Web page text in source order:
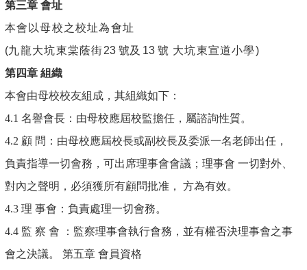
第三章 會址
本會以母校之校址為會址
(九龍大坑東棠蔭街23 號及 13 號 大坑東宣道小學 )
第四章 組織
本會由母校校友組成，其組織如下：
4.1 名譽會長：由母校應屆校監擔任，屬諮詢性質。
4.2 顧 問：由母校應屆校長或副校長及委派一名老師出任，
負責指導一切會務，可出席理事會會議；理事會 一切對外、
對內之聲明，必須獲所有顧問批准， 方為有效。
4.3 理 事會：負責處理一切會務。
4.4 監 察 會 ：監察理事會執行會務，並有權否決理事會之事
會之決議。 第五章 會員資格